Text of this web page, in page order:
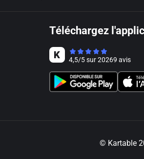
Téléchargez
4,5/5sur20269 avis
© Kartable